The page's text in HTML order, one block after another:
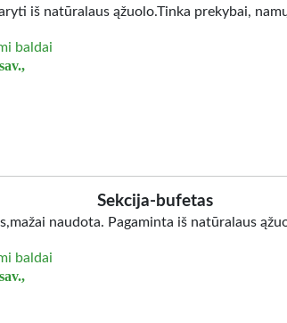
iš natūralaus ąžuolo.Tinka prekybai,
baldai
Sekcija-bufetas
naudota. Pagaminta iš natūralaus
baldai